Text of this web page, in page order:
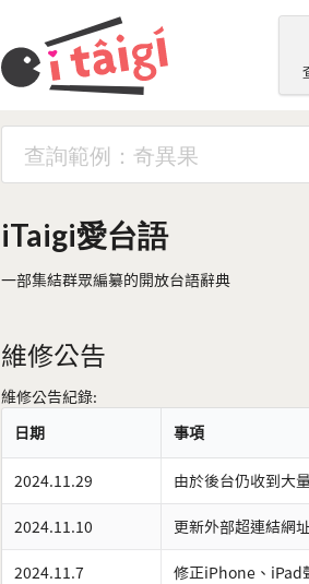
iTaigi愛台語
一部集結群眾編纂的開放台語辭典
維修公告
維修公告紀錄:
日期
事項
2024.11.29 由於後台仍收到大
2024.11.10 更新外部超連結網
2024.11.7 修正iPhone、iPad